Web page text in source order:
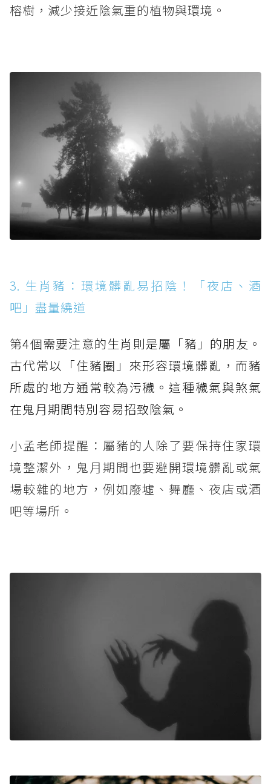
榕樹，減少接近陰氣重的植物與環境。
3. 生肖豬：環境髒亂易招陰！「夜店、酒
吧」盡量繞道
第4個需要注意的生肖則是屬「豬」的朋友。
古代常以「住豬圈」來形容環境髒亂，而豬
所處的地方通常較為污穢。這種穢氣與煞氣
在鬼月期間特別容易招致陰氣。
小孟老師提醒：屬豬的人除了要保持住家環
境整潔外，鬼月期間也要避開環境髒亂或氣
場較雜的地方，例如廢墟、舞廳、夜店或酒
吧等場所。